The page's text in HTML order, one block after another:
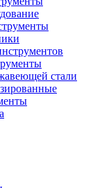
стали